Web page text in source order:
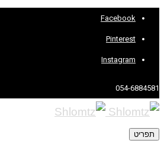
Facebook
Pinterest
Instagram
054-6884581
תפריט